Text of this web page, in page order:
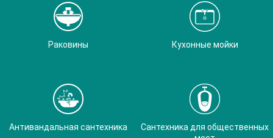
Раковины Кухонные мойки
Антивандальная сантехника
Сантехника для общественных